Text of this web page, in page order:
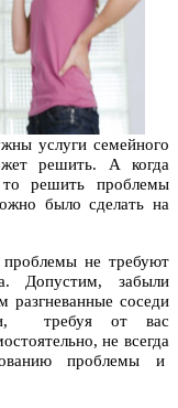
услуги семейного
решить. А когда
решить проблемы
было сделать на
не требуют
Допустим, забыли
соседи
требуя от вас
не всегда
проблемы и